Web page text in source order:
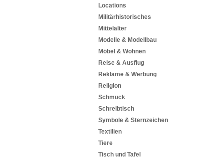
Locations
Militärhistorisches
Mittelalter
Modelle & Modellbau
Möbel & Wohnen
Reise & Ausflug
Reklame & Werbung
Religion
Schmuck
Schreibtisch
Symbole & Sternzeichen
Textilien
Tiere
Tisch und Tafel